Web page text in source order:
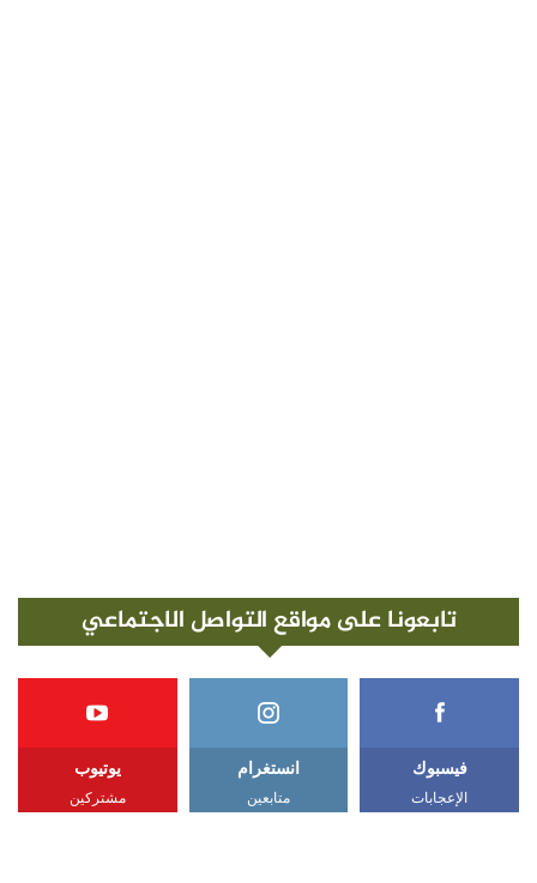
تابعونا على مواقع التواصل الاجتماعي
فيسبوك
الإعجابات
انستغرام
متابعين
يوتيوب
مشتركين